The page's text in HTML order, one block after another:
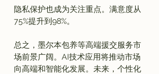
隐私保护也成为关注重点。满意度从
75%提升到98%。
总之，墨尔本包养等高端援交服务市
场前景广阔。AI技术应用将推动市场
向高端和智能化发展。未来，个性化